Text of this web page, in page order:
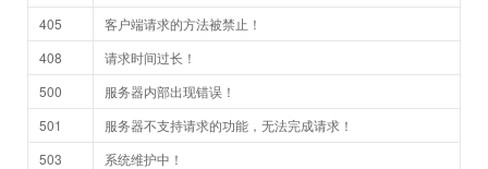
405
客户端请求的方法被禁止！
408
请求时间过长！
500
服务器内部出现错误！
501
服务器不支持请求的功能，无法完成请求！
503
系统维护中！